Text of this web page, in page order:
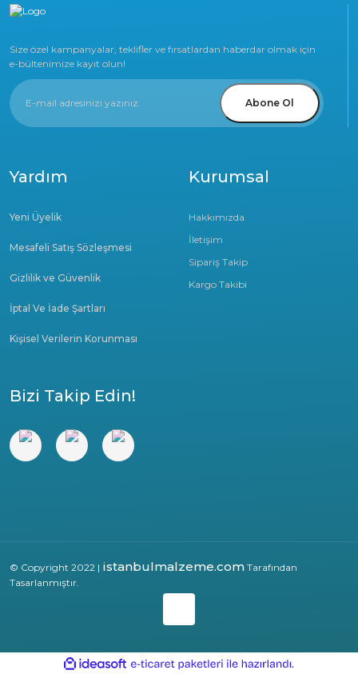
Size özel kampanyalar, teklifler ve fırsatlardan haberdar olmak için
e-bültenimize kayıt olun!
Abone Ol
Kurumsal
Hakkımızda
İletişim
Sipariş Takip
Kargo Takibi
Yardım
Yeni Üyelik
Mesafeli Satış Sözleşmesi
Gizlilik ve Güvenlik
İptal Ve İade Şartları
Kişisel Verilerin Korunması
Bizi Takip Edin!
© Copyright 2022 | istanbulmalzeme.com Tarafından
Tasarlanmıştır.
ideasoft
e-